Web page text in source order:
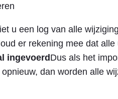
u een log van alle
er rekening mee dat alle
ingevoerdDus als het
dan worden alle